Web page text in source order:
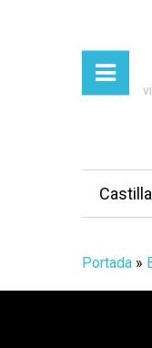
Portada »